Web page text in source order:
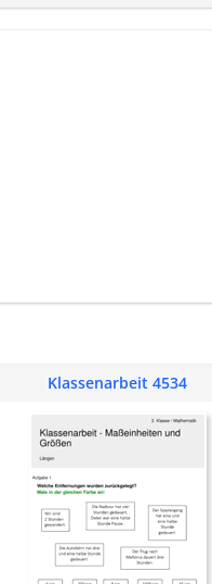
Klassenarbeit 4534